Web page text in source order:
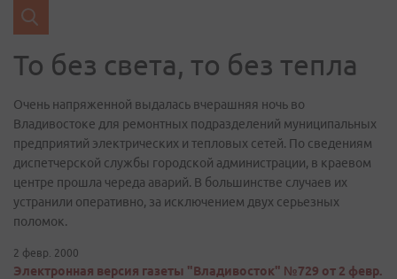
То без света, то без тепла
Очень напряженной выдалась вчерашняя ночь во
Владивостоке для ремонтных подразделений муниципальных
предприятий электрических и тепловых сетей. По сведениям
диспетчерской службы городской администрации, в краевом
центре прошла череда аварий. В большинстве случаев их
устранили оперативно, за исключением двух серьезных
поломок.
2 февр. 2000
Электронная версия газеты "Владивосток" №729 от 2 февр.